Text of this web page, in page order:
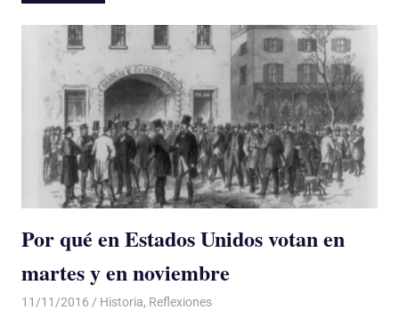
Por qué en Estados Unidos votan en
martes y en noviembre
11/11/2016 Luis Castellanos
Historia, Reflexiones